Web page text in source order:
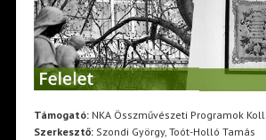
Támogató:NKA Összművészeti Programok
Szerkesztő:Szondi György, Toót-Holló Tamás